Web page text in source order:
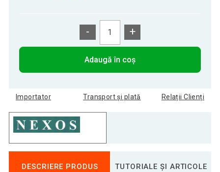
- +
Adaugă în coș
Importator Transport și plată Relații Clienți
DESCRIERE PRODUS TUTORIALE ȘI ARTICOLE